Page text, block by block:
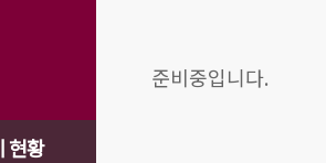
현황
준비중입니다.